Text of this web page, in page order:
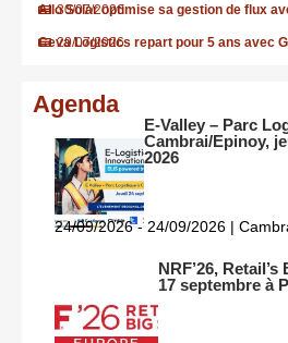
30/07/2026
Allo Solar optimise sa gestion de flux
29/07/2026
Ceva Logistics repart pour 5 ans avec
Agenda
E-Valley – Parc
Cambrai/Epinoy,
2026
24/09/2026 - 24/09/2026 |
NRF’26,
17 septembre à